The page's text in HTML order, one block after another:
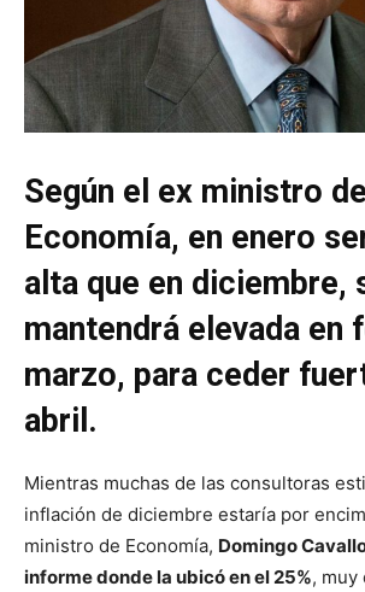
Según el ex ministro de
Economía, en enero
alta que en diciembre,
mantendrá elevada en
marzo, para ceder
abril.
Mientras muchas de las consultoras
inflación de diciembre estaría por
ministro de Economía, Domingo
informe donde la ubicó en el 25%, muy